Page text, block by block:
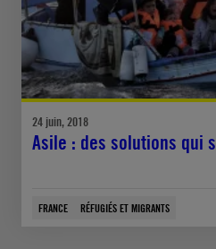
24 juin, 2018
Asile : des solutions qui
FRANCE RÉFUGIÉS ET MIGRANTS